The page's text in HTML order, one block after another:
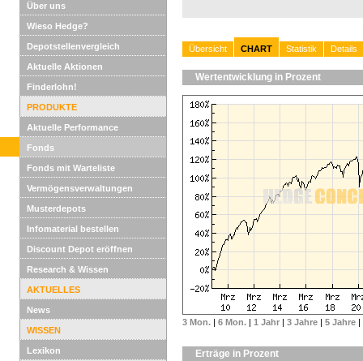
Über uns
Wieso Hedge?
Depotstellenvergleich
Aktuelle Aktionen
Finderlohn!
PRODUKTE
Aktuelle Performance
Fonds
Fonds mit Warteliste
Vermögensverwaltungen
Musterdepots
Infomaterial bestellen
Discount Depot eröffnen
Research & Wissen
AKTUELLES
News
WISSEN
Lexikon
Übersicht CHART Statistik Details
Wertentwicklung in Prozent
3 Mon. | 6 Mon. | 1 Jahr | 3 Jahre | 5 Jahre |
Erträge in Prozent